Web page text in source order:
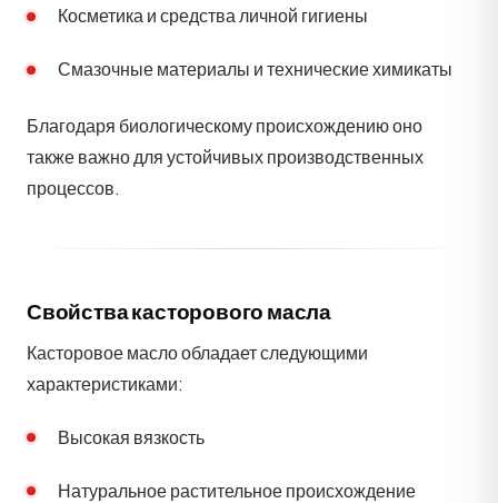
Косметика и средства личной гигиены
Смазочные материалы и технические химикаты
Благодаря биологическому происхождению оно
также важно для устойчивых производственных
процессов.
Свойства касторового масла
Касторовое масло обладает следующими
характеристиками:
Высокая вязкость
Натуральное растительное происхождение